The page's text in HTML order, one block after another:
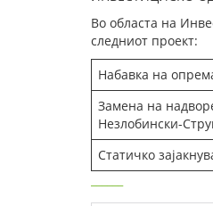
Во областа на
следниот проект:
Набавка на
Замена на
Незлобински-
Статичко